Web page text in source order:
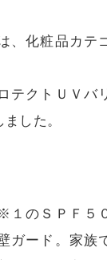
、化粧品カテ
テクトＵＶバ
した。
１のＳＰＦ５
ガード。家族